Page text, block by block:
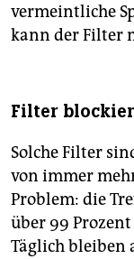
vermeintliche
kann der Filter
Filter
Solche Filter
von immer
Problem: die
über 99
Täglich bleiben